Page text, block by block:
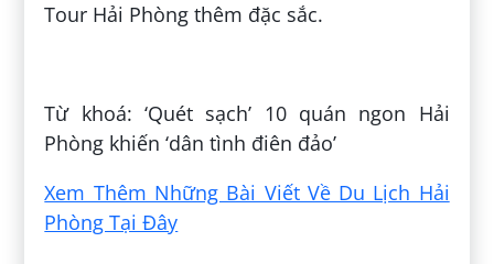
Tour Hải Phòng thêm đặc sắc.
Từ khoá: ‘Quét sạch’ 10 quán ngon Hải
Phòng khiến ‘dân tình điên đảo’
Xem Thêm Những Bài Viết Về Du Lịch Hải
Phòng Tại Đây